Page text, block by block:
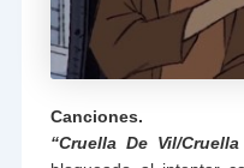
Canciones.
“Cruella De Vil/